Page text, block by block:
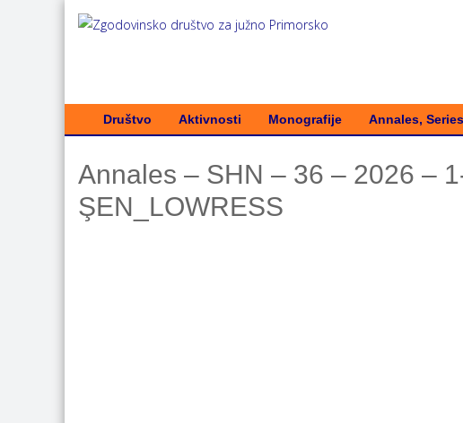
Društvo Aktivnosti Monografije Annales,
Annales – SHN – 36 – 2026 –
ŞEN_LOWRESS